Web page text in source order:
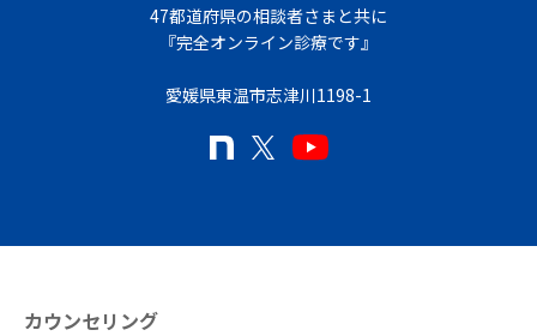
47都道府県の相談者さまと共に
『完全オンライン診療です』
愛媛県東温市志津川1198-1
カウンセリング